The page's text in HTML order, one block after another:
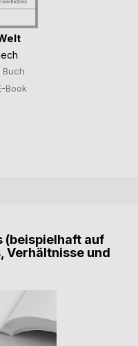
Buch
Book
(beispielhaft auf
Verhältnisse und